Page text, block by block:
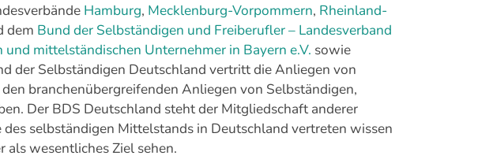
Hamburg, Mecklenburg-Vorpommern, Rheinland-
dem Bund der Selbständigen und Freiberufler – Landesverband
mittelständischen Unternehmer in Bayern e.V. sowie
der Selbständigen Deutschland vertritt die Anliegen von
branchenübergreifenden Anliegen von Selbständigen,
Der BDS Deutschland steht der Mitgliedschaft anderer
selbständigen Mittelstands in Deutschland vertreten wissen
wesentliches Ziel sehen.